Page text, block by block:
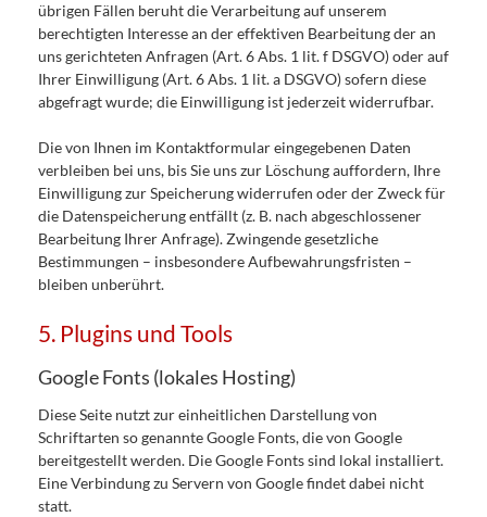
übrigen Fällen beruht die Verarbeitung auf unserem
berechtigten Interesse an der effektiven Bearbeitung der an
uns gerichteten Anfragen (Art. 6 Abs. 1 lit. f DSGVO) oder auf
Ihrer Einwilligung (Art. 6 Abs. 1 lit. a DSGVO) sofern diese
abgefragt wurde; die Einwilligung ist jederzeit widerrufbar.
Die von Ihnen im Kontaktformular eingegebenen Daten
verbleiben bei uns, bis Sie uns zur Löschung auffordern, Ihre
Einwilligung zur Speicherung widerrufen oder der Zweck für
die Datenspeicherung entfällt (z. B. nach abgeschlossener
Bearbeitung Ihrer Anfrage). Zwingende gesetzliche
Bestimmungen – insbesondere Aufbewahrungsfristen –
bleiben unberührt.
5. Plugins und Tools
Google Fonts (lokales Hosting)
Diese Seite nutzt zur einheitlichen Darstellung von
Schriftarten so genannte Google Fonts, die von Google
bereitgestellt werden. Die Google Fonts sind lokal installiert.
Eine Verbindung zu Servern von Google findet dabei nicht
statt.